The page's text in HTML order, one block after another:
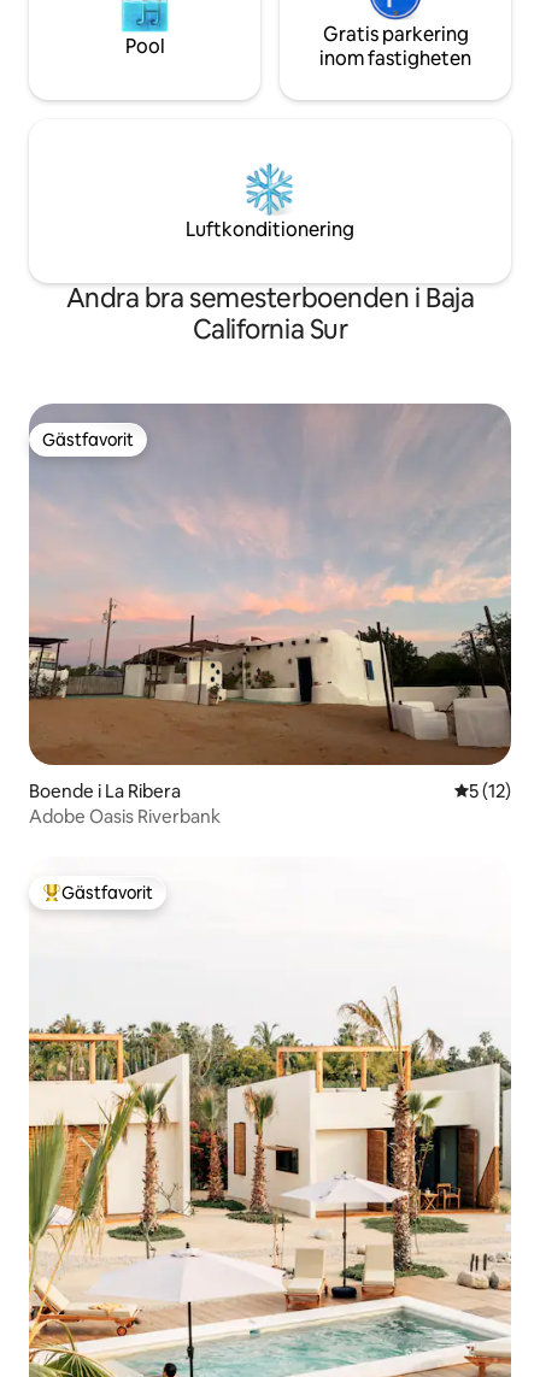
Pool
Gratis parkering
inom fastigheten
Luftkonditionering
Andra bra semesterboenden i Baja
California Sur
Gästfavorit
Gästfavorit
Boende i La Ribera 5 av 5 i
5 (12)
Adobe Oasis Riverbank
Populär gästfavorit
Gästfavorit